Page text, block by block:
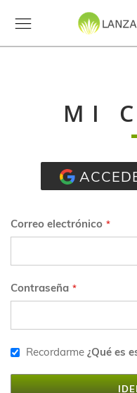
MI
Correo electrónico
Contraseña
Recordarme ¿Qué es